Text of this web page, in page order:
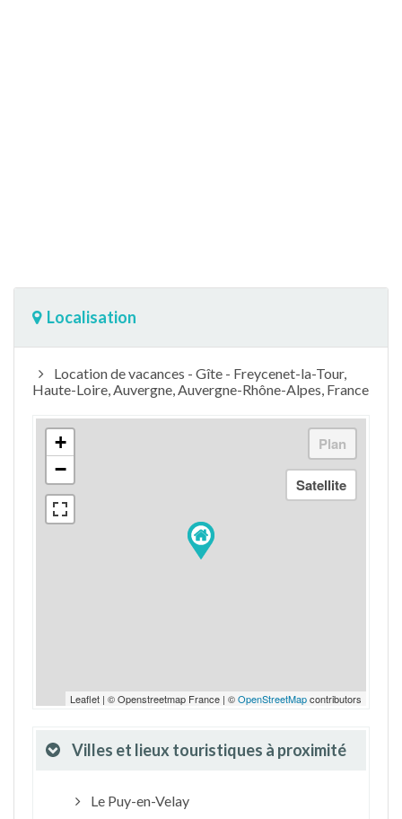
Localisation
Location de vacances - Gîte - Freycenet-la-Tour,
Haute-Loire, Auvergne, Auvergne-Rhône-Alpes, France
+
−
Leaflet | © Openstreetmap France | ©OpenStreetMapcontributors
Villes et lieux touristiques à proximité
Le Puy-en-Velay